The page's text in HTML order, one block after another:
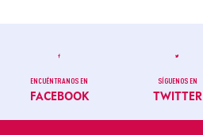
ENCUÉNTRANOS EN
FACEBOOK
SÍGUENOS EN
TWITTER